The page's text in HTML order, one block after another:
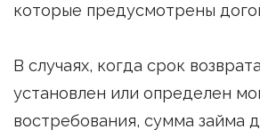
которые предусмотрены
В случаях, когда срок
установлен или определен
востребования, сумма займа